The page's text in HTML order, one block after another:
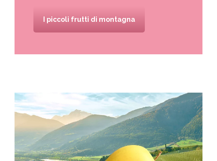
I piccoli frutti di montagna